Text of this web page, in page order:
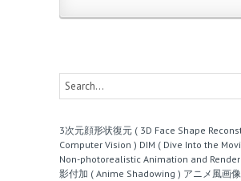
3次元顔形状復元 ( 3D Face Shape
Computer Vision ) DIM ( Dive Into the
Non-photorealistic Animation and
影付加 ( Anime Shadowing ) アニメ風画